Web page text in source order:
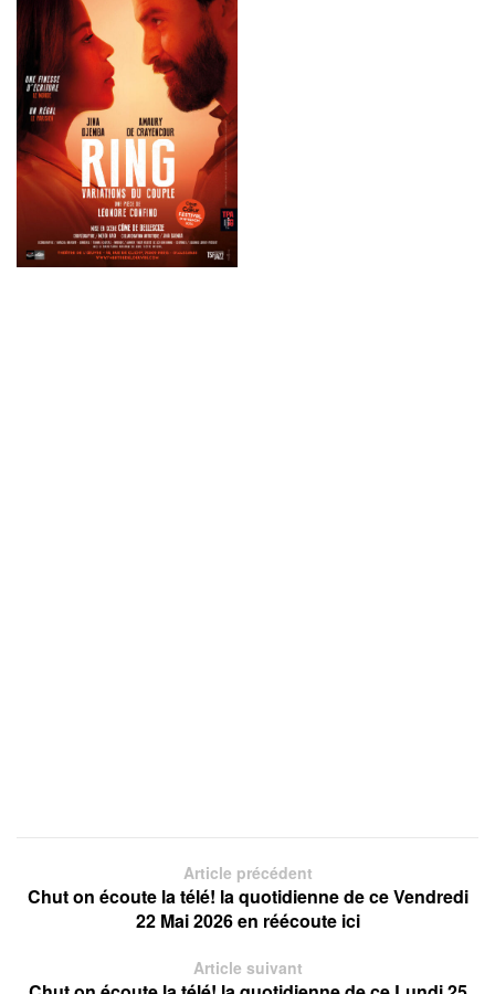
Article précédent
Chut on écoute la télé! la quotidienne de ce Vendredi
22 Mai 2026 en réécoute ici
Article suivant